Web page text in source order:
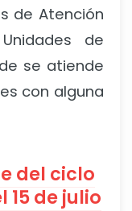
de Atención
de
se atiende
con alguna
del ciclo
15 de julio